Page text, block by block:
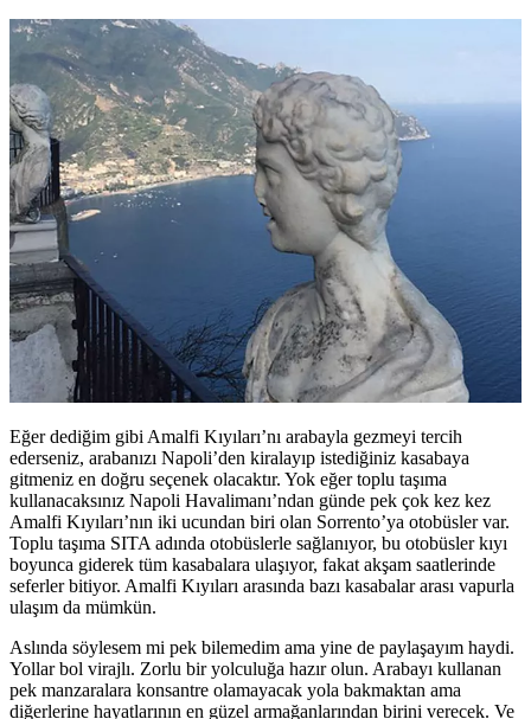
Eğer dediğim gibi Amalfi Kıyıları’nı arabayla gezmeyi tercih
ederseniz, arabanızı Napoli’den kiralayıp istediğiniz kasabaya
gitmeniz en doğru seçenek olacaktır. Yok eğer toplu taşıma
kullanacaksınız Napoli Havalimanı’ndan günde pek çok kez kez
Amalfi Kıyıları’nın iki ucundan biri olan Sorrento’ya otobüsler var.
Toplu taşıma SITA adında otobüslerle sağlanıyor, bu otobüsler kıyı
boyunca giderek tüm kasabalara ulaşıyor, fakat akşam saatlerinde
seferler bitiyor. Amalfi Kıyıları arasında bazı kasabalar arası vapurla
ulaşım da mümkün.
Aslında söylesem mi pek bilemedim ama yine de paylaşayım haydi.
Yollar bol virajlı. Zorlu bir yolculuğa hazır olun. Arabayı kullanan
pek manzaralara konsantre olamayacak yola bakmaktan ama
diğerlerine hayatlarının en güzel armağanlarından birini verecek. Ve